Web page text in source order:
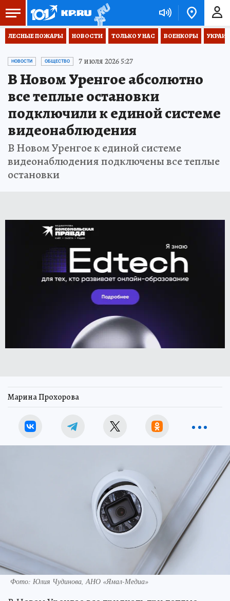
ЛЕСНЫЕ ПОЖАРЫ НОВОСТИ ТОЛЬКО У НАС ВОЕНКОРЫ
НОВОСТИ ОБЩЕСТВО 7 июля 2026 5:27
В Новом Уренгое абсолютно
все теплые остановки
подключили к единой системе
видеонаблюдения
В Новом Уренгое к единой системе
видеонаблюдения подключены все теплые
остановки
Марина Прохорова
Фото: Юлия Чудинова, АНО «Ямал-Медиа»